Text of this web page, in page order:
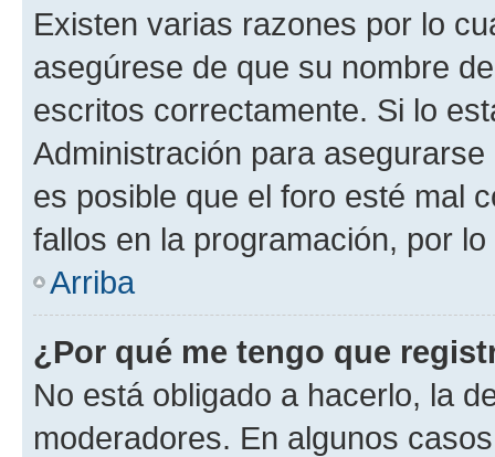
Existen varias razones por lo
asegúrese de que su nombre
escritos correctamente. Si lo
Administración para
es posible que el foro esté mal
fallos en la programación, por
Arriba
¿Por qué me tengo que
No está obligado a hacerlo, la
moderadores. En algunos